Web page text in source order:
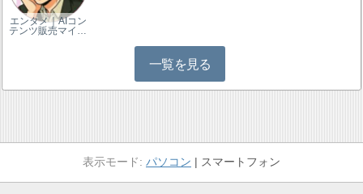
エンタメ｜AIコン
テンツ販売マイ…
一覧を見る
パソコン スマートフォン